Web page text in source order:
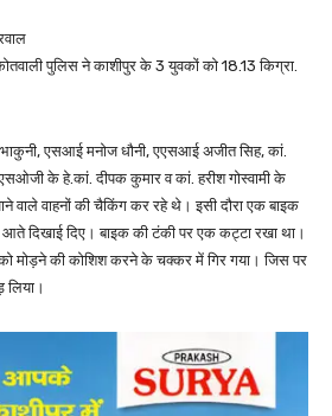
पुलिस ने काशीपुर के 3 युवकों को 18.13 किग्रा.
एसआई मनोज धौनी, एएसआई अजीत सिह, कां.
के हे.कां. दीपक कुमार व कां. हरीश गोस्वामी के
वाले वाहनों की चैकिंग कर रहे थे। इसी दौरा एक बाइक
आते दिखाई दिए। बाइक की टंकी पर एक कट्टा रखा था।
मोड़ने की कोशिश करने के चक्कर में गिर गया। जिस पर
लिया।